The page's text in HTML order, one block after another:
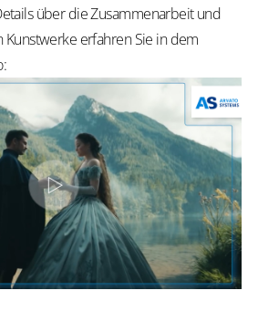
über die Zusammenarbeit und
Kunstwerke erfahren Sie in dem